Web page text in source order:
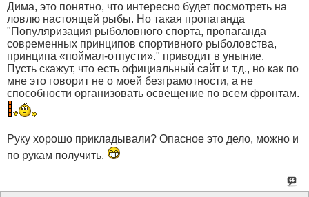
Дима, это понятно, что интересно будет посмотреть на
ловлю настоящей рыбы. Но такая пропаганда
"Популяризация рыболовного спорта, пропаганда
современных принципов спортивного рыболовства,
принципа «поймал-отпусти»." приводит в уныние.
Пусть скажут, что есть официальный сайт и т.д., но как по
мне это говорит не о моей безграмотности, а не
способности организовать освещение по всем фронтам.
Руку хорошо прикладывали? Опасное это дело, можно и
по рукам получить.